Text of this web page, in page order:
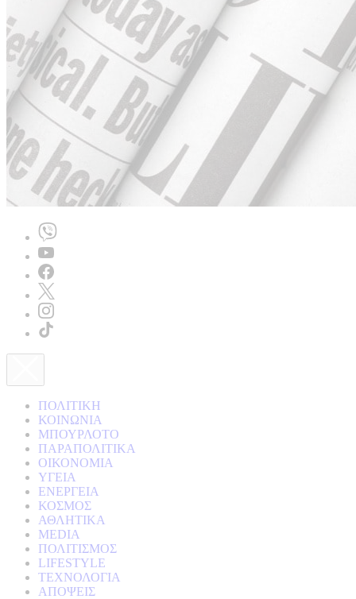
ΠΟΛΙΤΙΚΗ
ΚΟΙΝΩΝΙΑ
ΜΠΟΥΡΛΟΤΟ
ΠΑΡΑΠΟΛΙΤΙΚΑ
ΟΙΚΟΝΟΜΙΑ
ΥΓΕΙΑ
ΕΝΕΡΓΕΙΑ
ΚΟΣΜΟΣ
ΑΘΛΗΤΙΚΑ
MEDIA
ΠΟΛΙΤΙΣΜΟΣ
LIFESTYLE
ΤΕΧΝΟΛΟΓΙΑ
ΑΠΟΨΕΙΣ